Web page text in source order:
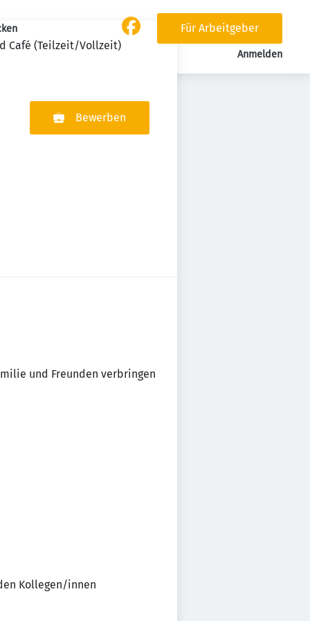
Für Arbeitgeber
Anmelden
Café (Teilzeit/Vollzeit)
Bewerben
und Freunden verbringen
Kollegen/innen